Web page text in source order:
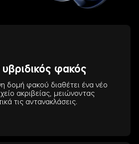
υβριδικός φακός
δομή φακού διαθέτει ένα νέο
ακριβείας, μειώνοντας
τις αντανακλάσεις.